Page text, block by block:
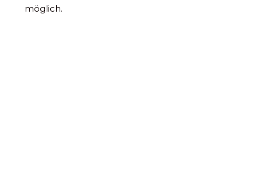
möglich.